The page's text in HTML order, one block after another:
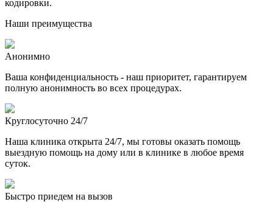
кодировки.
Наши преимущества
Анонимно
Ваша конфиденциальность - наш приоритет, гарантируем
полную анонимность во всех процедурах.
Круглосуточно 24/7
Наша клиника открыта 24/7, мы готовы оказать помощь
выездную помощь на дому или в клинике в любое время
суток.
Быстро приедем на вызов